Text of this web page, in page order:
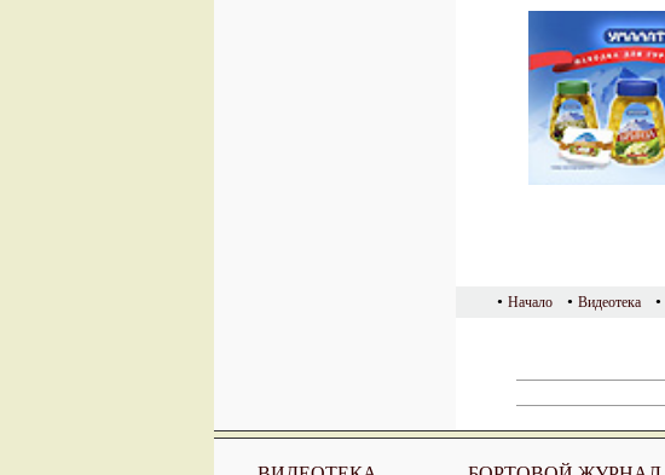
• Начало • Видеотека •